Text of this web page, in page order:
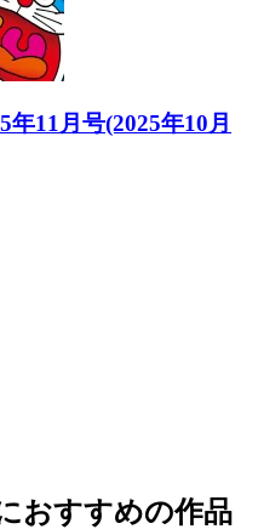
11月号(2025年10月
おすすめの作品